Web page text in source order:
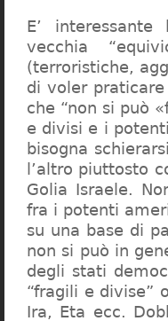
E’ interessante
vecchia
(terroristiche,
di voler
che “non si può
e divisi e i
bisogna
l’altro piuttosto
Golia Israele.
fra i potenti
su una base di
non si può in
degli stati
“fragili e divise”
Ira, Eta ecc.